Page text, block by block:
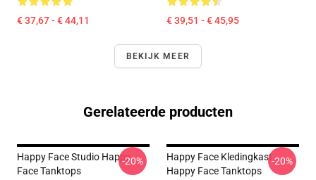
€ 37,67 - € 44,11 € 39,51 - € 45,95
BEKIJK MEER
Gerelateerde producten
Happy Face Studio Happy
Face Tanktops
-20%
Happy Face Kledingkast
Happy Face Tanktops
-20%